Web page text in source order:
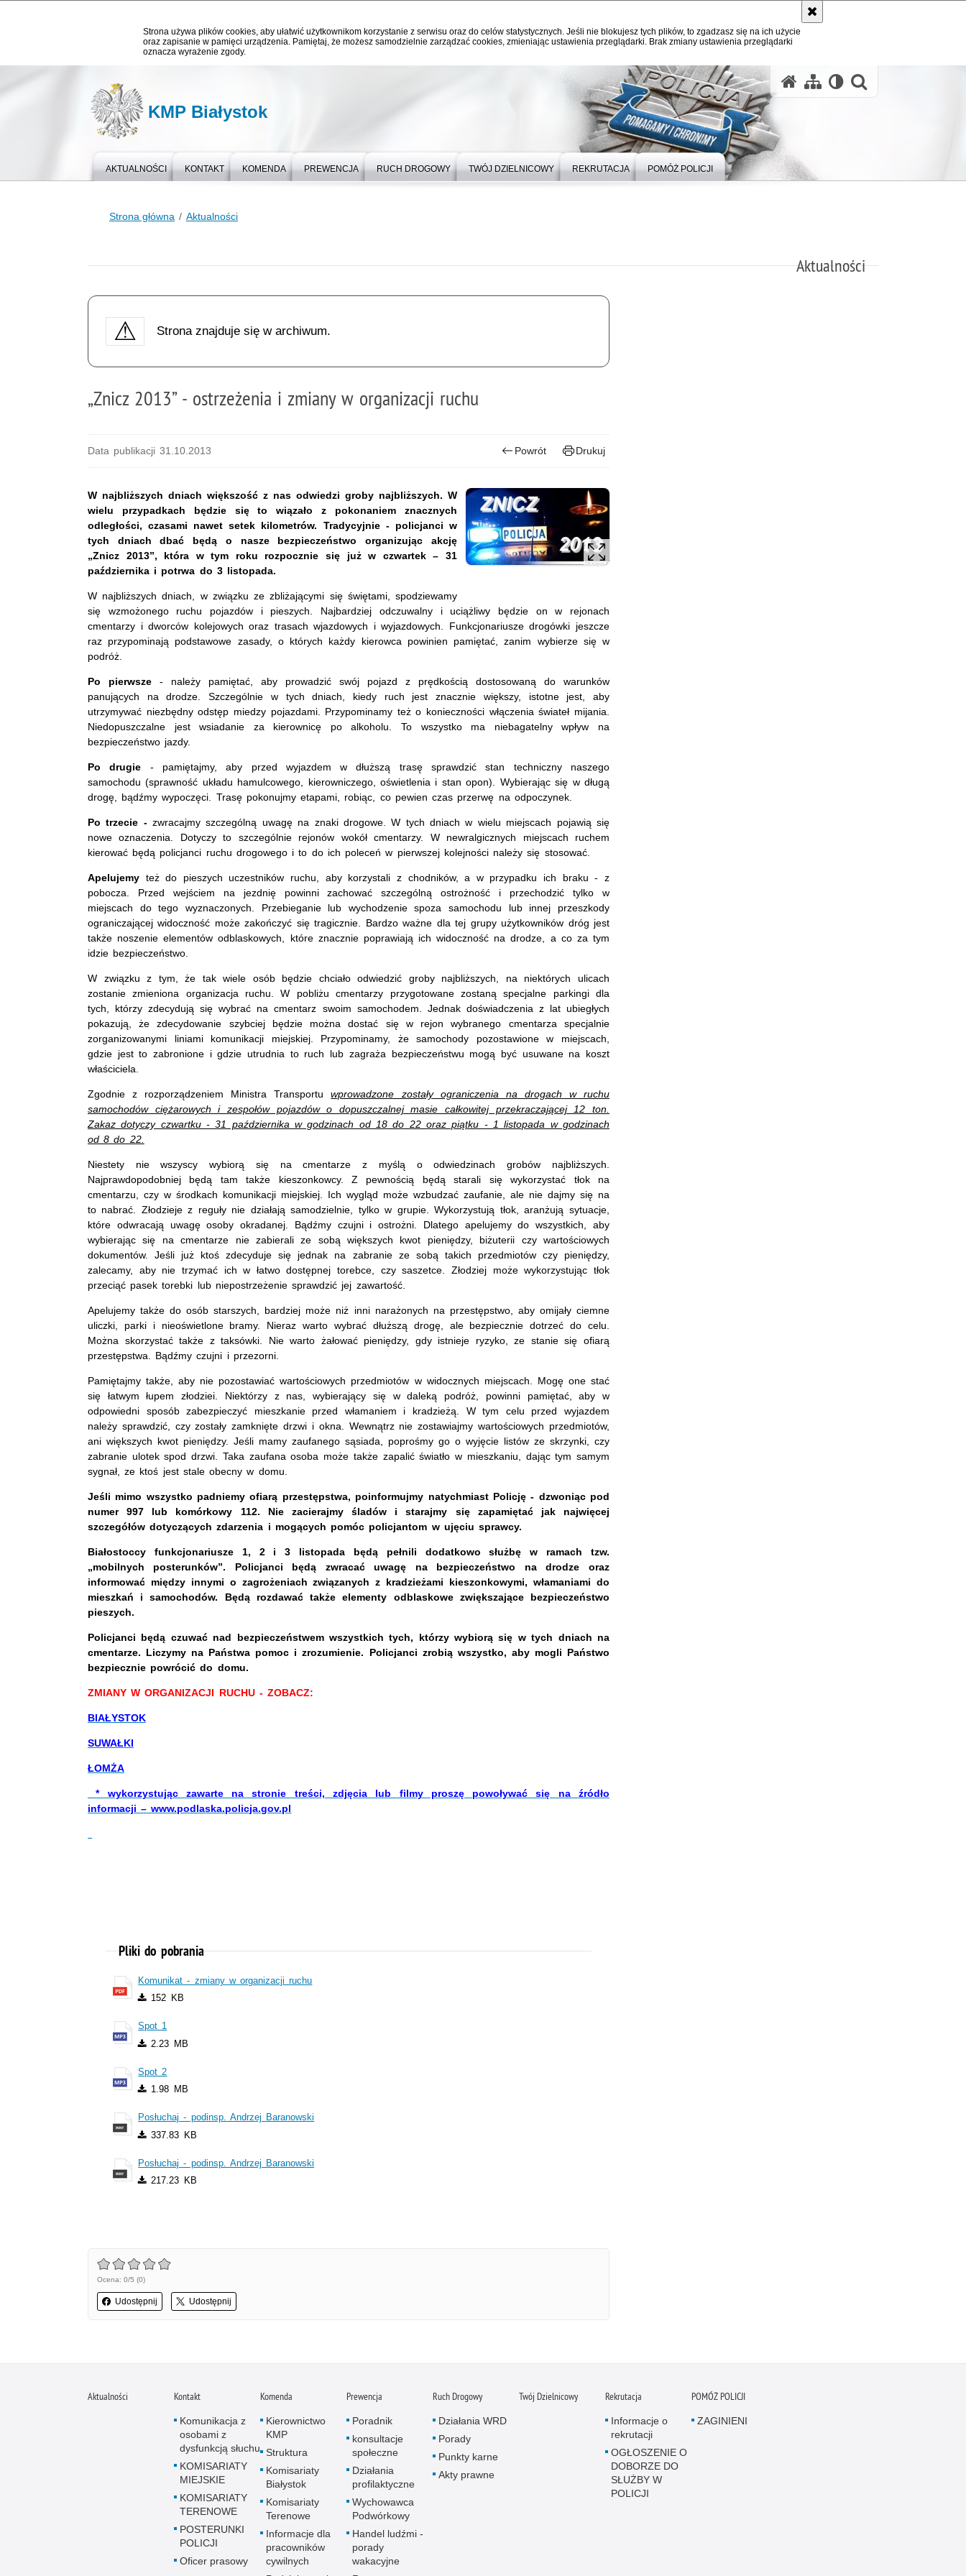
Strona używa plików cookies, aby ułatwić użytkownikom korzystanie z serwisu oraz do celów statystycznych. Jeśli nie blokujesz tych plików, to zgadzasz się na ich użycie
oraz zapisanie w pamięci urządzenia. Pamiętaj, że możesz samodzielnie zarządzać cookies, zmieniając ustawienia przeglądarki. Brak zmiany ustawienia przeglądarki
oznacza wyrażenie zgody.
KMP Białystok
AKTUALNOŚCI KONTAKT KOMENDA PREWENCJA RUCH DROGOWY TWÓJ DZIELNICOWY REKRUTACJA POMÓŻ POLICJI
Strona główna Aktualności
Aktualności
Strona znajduje się w archiwum.
„Znicz 2013” - ostrzeżenia i zmiany w organizacji ruchu
Data publikacji 31.10.2013 Powrót Drukuj
W najbliższych dniach większość z nas odwiedzi groby najbliższych. W
wielu przypadkach będzie się to wiązało z pokonaniem znacznych
odległości, czasami nawet setek kilometrów. Tradycyjnie - policjanci w
tych dniach dbać będą o nasze bezpieczeństwo organizując akcję
„Znicz 2013”, która w tym roku rozpocznie się już w czwartek – 31
października i potrwa do 3 listopada.
W najbliższych dniach, w związku ze zbliżającymi się świętami, spodziewamy
się wzmożonego ruchu pojazdów i pieszych. Najbardziej odczuwalny i uciążliwy będzie on w rejonach
cmentarzy i dworców kolejowych oraz trasach wjazdowych i wyjazdowych. Funkcjonariusze drogówki jeszcze
raz przypominają podstawowe zasady, o których każdy kierowca powinien pamiętać, zanim wybierze się w
podróż.
Po pierwsze - należy pamiętać, aby prowadzić swój pojazd z prędkością dostosowaną do warunków
panujących na drodze. Szczególnie w tych dniach, kiedy ruch jest znacznie większy, istotne jest, aby
utrzymywać niezbędny odstęp miedzy pojazdami. Przypominamy też o konieczności włączenia świateł mijania.
Niedopuszczalne jest wsiadanie za kierownicę po alkoholu. To wszystko ma niebagatelny wpływ na
bezpieczeństwo jazdy.
Po drugie - pamiętajmy, aby przed wyjazdem w dłuższą trasę sprawdzić stan techniczny naszego
samochodu (sprawność układu hamulcowego, kierowniczego, oświetlenia i stan opon). Wybierając się w długą
drogę, bądźmy wypoczęci. Trasę pokonujmy etapami, robiąc, co pewien czas przerwę na odpoczynek.
Po trzecie -zwracajmy szczególną uwagę na znaki drogowe. W tych dniach w wielu miejscach pojawią się
nowe oznaczenia. Dotyczy to szczególnie rejonów wokół cmentarzy. W newralgicznych miejscach ruchem
kierować będą policjanci ruchu drogowego i to do ich poleceń w pierwszej kolejności należy się stosować.
Apelujemy też do pieszych uczestników ruchu, aby korzystali z chodników, a w przypadku ich braku - z
pobocza. Przed wejściem na jezdnię powinni zachować szczególną ostrożność i przechodzić tylko w
miejscach do tego wyznaczonych. Przebieganie lub wychodzenie spoza samochodu lub innej przeszkody
ograniczającej widoczność może zakończyć się tragicznie. Bardzo ważne dla tej grupy użytkowników dróg jest
także noszenie elementów odblaskowych, które znacznie poprawiają ich widoczność na drodze, a co za tym
idzie bezpieczeństwo.
W związku z tym, że tak wiele osób będzie chciało odwiedzić groby najbliższych, na niektórych ulicach
zostanie zmieniona organizacja ruchu. W pobliżu cmentarzy przygotowane zostaną specjalne parkingi dla
tych, którzy zdecydują się wybrać na cmentarz swoim samochodem. Jednak doświadczenia z lat ubiegłych
pokazują, że zdecydowanie szybciej będzie można dostać się w rejon wybranego cmentarza specjalnie
zorganizowanymi liniami komunikacji miejskiej. Przypominamy, że samochody pozostawione w miejscach,
gdzie jest to zabronione i gdzie utrudnia to ruch lub zagraża bezpieczeństwu mogą być usuwane na koszt
właściciela.
Zgodnie z rozporządzeniem Ministra Transportuwprowadzone zostały ograniczenia na drogach w ruchu
samochodów ciężarowych i zespołów pojazdów o dopuszczalnej masie całkowitej przekraczającej 12 ton.
Zakaz dotyczy czwartku - 31 października w godzinach od 18 do 22 oraz piątku - 1 listopada w godzinach
od 8 do 22.
Niestety nie wszyscy wybiorą się na cmentarze z myślą o odwiedzinach grobów najbliższych.
Najprawdopodobniej będą tam także kieszonkowcy. Z pewnością będą starali się wykorzystać tłok na
cmentarzu, czy w środkach komunikacji miejskiej. Ich wygląd może wzbudzać zaufanie, ale nie dajmy się na
to nabrać. Złodzieje z reguły nie działają samodzielnie, tylko w grupie. Wykorzystują tłok, aranżują sytuacje,
które odwracają uwagę osoby okradanej. Bądźmy czujni i ostrożni. Dlatego apelujemy do wszystkich, aby
wybierając się na cmentarze nie zabierali ze sobą większych kwot pieniędzy, biżuterii czy wartościowych
dokumentów. Jeśli już ktoś zdecyduje się jednak na zabranie ze sobą takich przedmiotów czy pieniędzy,
zalecamy, aby nie trzymać ich w łatwo dostępnej torebce, czy saszetce. Złodziej może wykorzystując tłok
przeciąć pasek torebki lub niepostrzeżenie sprawdzić jej zawartość.
Apelujemy także do osób starszych, bardziej może niż inni narażonych na przestępstwo, aby omijały ciemne
uliczki, parki i nieoświetlone bramy. Nieraz warto wybrać dłuższą drogę, ale bezpiecznie dotrzeć do celu.
Można skorzystać także z taksówki. Nie warto żałować pieniędzy, gdy istnieje ryzyko, ze stanie się ofiarą
przestępstwa. Bądźmy czujni i przezorni.
Pamiętajmy także, aby nie pozostawiać wartościowych przedmiotów w widocznych miejscach. Mogę one stać
się łatwym łupem złodziei. Niektórzy z nas, wybierający się w daleką podróż, powinni pamiętać, aby w
odpowiedni sposób zabezpieczyć mieszkanie przed włamaniem i kradzieżą. W tym celu przed wyjazdem
należy sprawdzić, czy zostały zamknięte drzwi i okna. Wewnątrz nie zostawiajmy wartościowych przedmiotów,
ani większych kwot pieniędzy. Jeśli mamy zaufanego sąsiada, poprośmy go o wyjęcie listów ze skrzynki, czy
zabranie ulotek spod drzwi. Taka zaufana osoba może także zapalić światło w mieszkaniu, dając tym samym
sygnał, ze ktoś jest stale obecny w domu.
Jeśli mimo wszystko padniemy ofiarą przestępstwa, poinformujmy natychmiast Policję - dzwoniąc pod
numer 997 lub komórkowy 112. Nie zacierajmy śladów i starajmy się zapamiętać jak najwięcej
szczegółów dotyczących zdarzenia i mogących pomóc policjantom w ujęciu sprawcy.
Białostoccy funkcjonariusze 1, 2 i 3 listopada będą pełnili dodatkowo służbę w ramach tzw.
„mobilnych posterunków”. Policjanci będą zwracać uwagę na bezpieczeństwo na drodze oraz
informować między innymi o zagrożeniach związanych z kradzieżami kieszonkowymi, włamaniami do
mieszkań i samochodów. Będą rozdawać także elementy odblaskowe zwiększające bezpieczeństwo
pieszych.
Policjanci będą czuwać nad bezpieczeństwem wszystkich tych, którzy wybiorą się w tych dniach na
cmentarze. Liczymy na Państwa pomoc i zrozumienie. Policjanci zrobią wszystko, aby mogli Państwo
bezpiecznie powrócić do domu.
ZMIANY W ORGANIZACJI RUCHU - ZOBACZ:
BIAŁYSTOK
SUWAŁKI
ŁOMŻA
* wykorzystując zawarte na stronie treści, zdjęcia lub filmy proszę powoływać się na źródło
informacji – www.podlaska.policja.gov.pl
Pliki do pobrania
Komunikat - zmiany w organizacji ruchu
152 KB
Spot 1
2.23 MB
Spot 2
1.98 MB
Posłuchaj - podinsp. Andrzej Baranowski
337.83 KB
Posłuchaj - podinsp. Andrzej Baranowski
217.23 KB
Ocena: 0/5 (0)
Udostępnij Udostępnij
Aktualności Kontakt
Komunikacja z
osobami z
dysfunkcją słuchu
KOMISARIATY
MIEJSKIE
KOMISARIATY
TERENOWE
POSTERUNKI
POLICJI
Oficer prasowy
Komenda
Kierownictwo
KMP
Struktura
Komisariaty
Białystok
Komisariaty
Terenowe
Informacje dla
pracowników
cywilnych
Prewencja
Poradnik
konsultacje
społeczne
Działania
profilaktyczne
Wychowawca
Podwórkowy
Handel ludźmi -
porady
wakacyjne
Ruch Drogowy
Działania WRD
Porady
Punkty karne
Akty prawne
Twój Dzielnicowy Rekrutacja
Informacje o
rekrutacji
OGŁOSZENIE O
DOBORZE DO
SŁUŻBY W
POLICJI
POMÓŻ POLICJI
ZAGINIENI